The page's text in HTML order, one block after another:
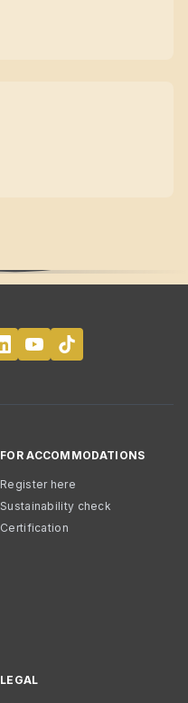
FOR ACCOMMODATIONS
Register here
Sustainability check
Certification
LEGAL